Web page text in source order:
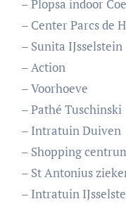
– Plopsa indoor
– Center Parcs de
– Sunita IJsselstein
– Action
– Voorhoeve
– Pathé Tuschinski
– Intratuin Duiven
– Shopping
– St Antonius
– Intratuin